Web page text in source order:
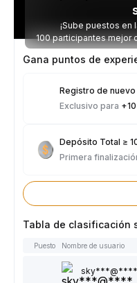
¡Sube puestos en
100 participantes mejor
parte de los
Gana puntos de
Registro de nuevo
Exclusivo para +10
Depósito Total ≥
Primera
Tabla de clasificación
Puesto Nombre de usuario
sky***@****